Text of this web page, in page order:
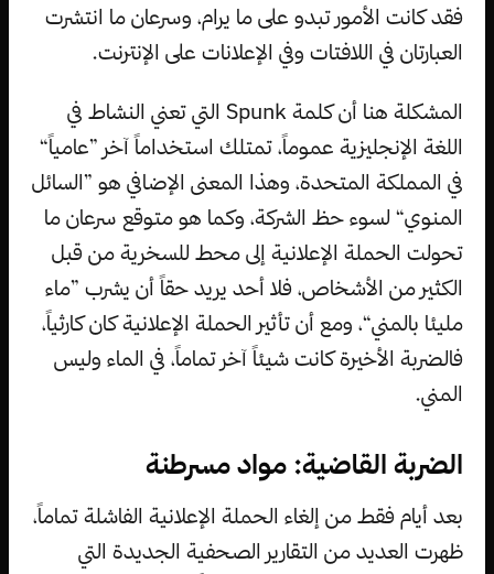
فقد كانت الأمور تبدو على ما يرام، وسرعان ما انتشرت
العبارتان في اللافتات وفي الإعلانات على الإنترنت.
المشكلة هنا أن كلمة Spunk التي تعني النشاط في
اللغة الإنجليزية عموماً، تمتلك استخداماً آخر ”عامياً“
في المملكة المتحدة، وهذا المعنى الإضافي هو ”السائل
المنوي“ لسوء حظ الشركة، وكما هو متوقع سرعان ما
تحولت الحملة الإعلانية إلى محط للسخرية من قبل
الكثير من الأشخاص، فلا أحد يريد حقاً أن يشرب ”ماء
مليئا بالمني“، ومع أن تأثير الحملة الإعلانية كان كارثياً،
فالضربة الأخيرة كانت شيئاً آخر تماماً، في الماء وليس
المني.
الضربة القاضية: مواد مسرطنة
بعد أيام فقط من إلغاء الحملة الإعلانية الفاشلة تماماً،
ظهرت العديد من التقارير الصحفية الجديدة التي